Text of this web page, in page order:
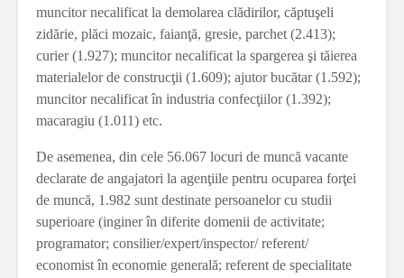
muncitor necalificat la demolarea clădirilor, căptuşeli
zidărie, plăci mozaic, faianţă, gresie, parchet (2.413);
curier (1.927); muncitor necalificat la spargerea şi tăierea
materialelor de construcţii (1.609); ajutor bucătar (1.592);
muncitor necalificat în industria confecţiilor (1.392);
macaragiu (1.011) etc.
De asemenea, din cele 56.067 locuri de muncă vacante
declarate de angajatori la agenţiile pentru ocuparea forţei
de muncă, 1.982 sunt destinate persoanelor cu studii
superioare (inginer în diferite domenii de activitate;
programator; consilier/expert/inspector/ referent/
economist în economie generală; referent de specialitate